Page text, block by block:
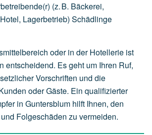
(z.B. Bäckerei,
Hotel, Lagerbetrieb) Schädlinge
oder in der Hotellerie ist
entscheidend. Es geht um Ihren Ruf,
Vorschriften und die
oder Gäste. Ein qualifizierter
in Guntersblum hilft Ihnen, den
Folgeschäden zu vermeiden.